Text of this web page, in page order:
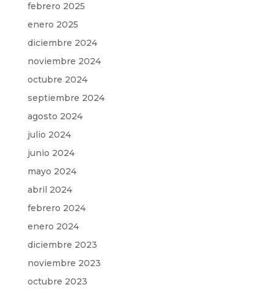
febrero 2025
enero 2025
diciembre 2024
noviembre 2024
octubre 2024
septiembre 2024
agosto 2024
julio 2024
junio 2024
mayo 2024
abril 2024
febrero 2024
enero 2024
diciembre 2023
noviembre 2023
octubre 2023